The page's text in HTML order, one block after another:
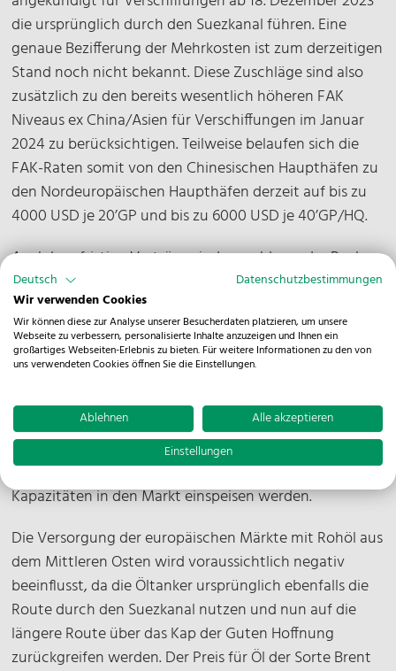
die ursprünglich durch den Suezkanal führen. Eine
genaue Bezifferung der Mehrkosten ist zum derzeitigen
Stand noch nicht bekannt. Diese Zuschläge sind also
zusätzlich zu den bereits wesentlich höheren FAK
Niveaus ex China/Asien für Verschiffungen im Januar
2024 zu berücksichtigen. Teilweise belaufen sich die
FAK-Raten somit von den Chinesischen Haupthäfen zu
den Nordeuropäischen Haupthäfen derzeit auf bis zu
4000 USD je 20’GP und bis zu 6000 USD je 40’GP/HQ.
Auch langfristige Verträge sind sowohl von der Peak
Season Surcharge als auch von der Verknappung des
Schiffsraumes betroffen, die kurzfristig durch die
Umleitung der Schiffe die bereits unterwegs sind und
mittelfristig durch die höheren Laufzeiten entsteht. Die
künstliche Verknappung des Schiffsraumes der
Reedereien durch sogenannte Blank-Sailings verschärft
diese Situation weiterhin. Es bleib abzuwarten, ob und
in welchem Umfang die Reedereien diese
Entscheidungen revidieren und zusätzliche
Kapazitäten in den Markt einspeisen werden.
Die Versorgung der europäischen Märkte mit Rohöl aus
dem Mittleren Osten wird voraussichtlich negativ
beeinflusst, da die Öltanker ursprünglich ebenfalls die
Route durch den Suezkanal nutzen und nun auf die
längere Route über das Kap der Guten Hoffnung
zurückgreifen werden. Der Preis für Öl der Sorte Brent
Deutsch
Datenschutzbestimmungen
Wir verwenden Cookies
Wir können diese zur Analyse unserer Besucherdaten platzieren, um unsere
Webseite zu verbessern, personalisierte Inhalte anzuzeigen und Ihnen ein
großartiges Webseiten-Erlebnis zu bieten. Für weitere Informationen zu den von
uns verwendeten Cookies öffnen Sie die Einstellungen.
Ablehnen
Alle akzeptieren
Einstellungen